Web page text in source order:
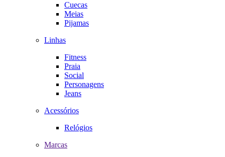
Cuecas
Meias
Pijamas
Linhas
Fitness
Praia
Social
Personagens
Jeans
Acessórios
Relógios
Marcas